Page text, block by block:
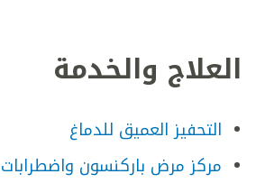
العلاج والخدمة
التحفيز العميق للدماغ
مركز مرض باركنسون